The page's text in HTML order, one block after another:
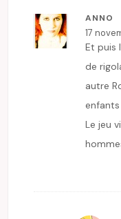
ANNO
17
Et puis
de
autre
Le jeu